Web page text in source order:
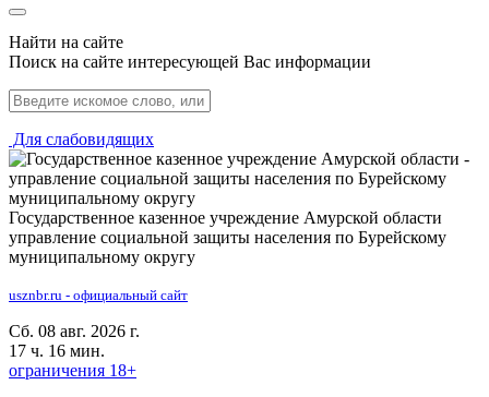
Найти на сайте
Поиск на сайте интересующей Вас информации
Для слабовидящих
Государственное казенное учреждение Амурской области
управление социальной защиты населения по Бурейскому
муниципальному округу
usznbr.ru - официальный сайт
Сб. 08 авг. 2026 г.
17 ч. 16 мин.
ограничения 18+